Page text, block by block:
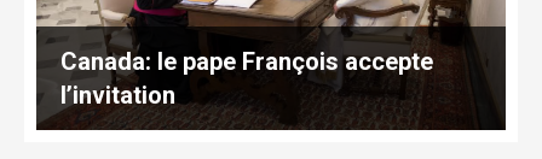
Canada: le pape François accepte
l’invitation